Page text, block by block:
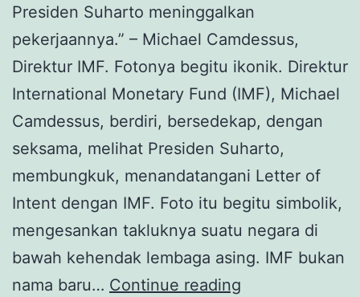
Presiden Suharto meninggalkan
pekerjaannya.” – Michael Camdessus,
Direktur IMF. Fotonya begitu ikonik. Direktur
International Monetary Fund (IMF), Michael
Camdessus, berdiri, bersedekap, dengan
seksama, melihat Presiden Suharto,
membungkuk, menandatangani Letter of
Intent dengan IMF. Foto itu begitu simbolik,
mengesankan takluknya suatu negara di
bawah kehendak lembaga asing. IMF bukan
nama baru… Continue reading